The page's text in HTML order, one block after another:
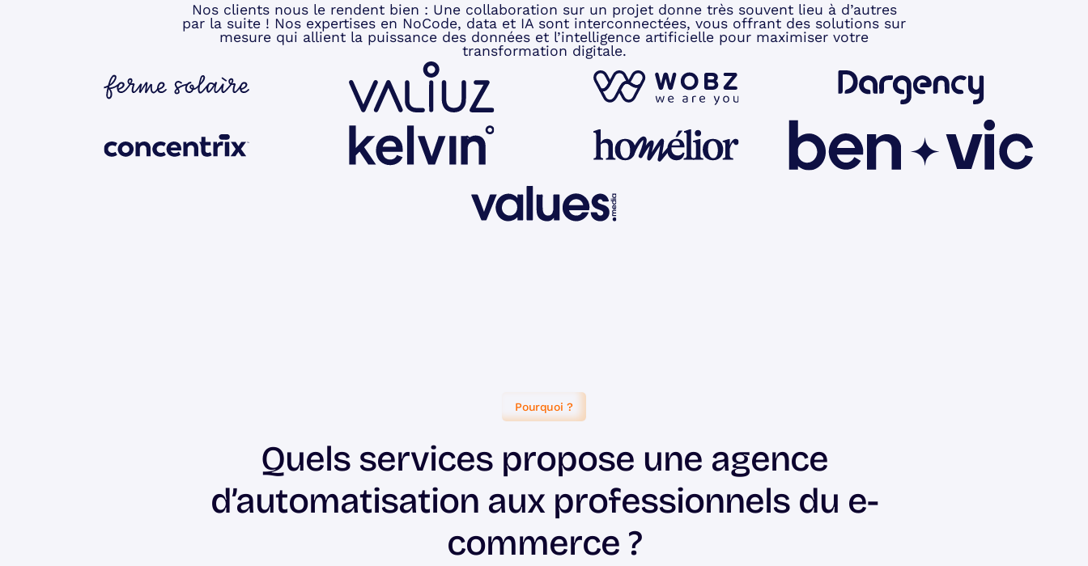
Nos clients nous le rendent bien : Une collaboration sur un projet donne très souvent lieu à d’autres
par la suite ! Nos expertises en NoCode, data et IA sont interconnectées, vous offrant des solutions sur
mesure qui allient la puissance des données et l’intelligence artificielle pour maximiser votre
transformation digitale.
Pourquoi ?
Quels services propose une agence
d’automatisation aux professionnels du e-
commerce ?